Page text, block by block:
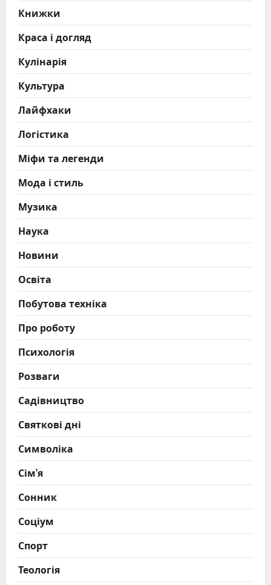
Книжки
Краса і догляд
Кулінарія
Культура
Лайфхаки
Логістика
Міфи та легенди
Мода і стиль
Музика
Наука
Новини
Освіта
Побутова техніка
Про роботу
Психологія
Розваги
Садівництво
Святкові дні
Символіка
Сім’я
Сонник
Соціум
Спорт
Теологія